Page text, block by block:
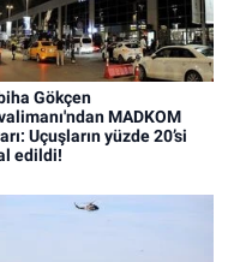
Gökçen
MADKOM
Uçuşların yüzde 20’si
edildi!